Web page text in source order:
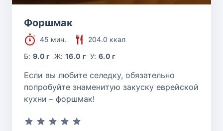
Форшмак
45 мин.
204.0 ккал
Б:9.0 г Ж: 16.0 г У:6.0 г
Если вы любите селедку, обязательно
попробуйте знаменитую закуску еврейской
кухни – форшмак!